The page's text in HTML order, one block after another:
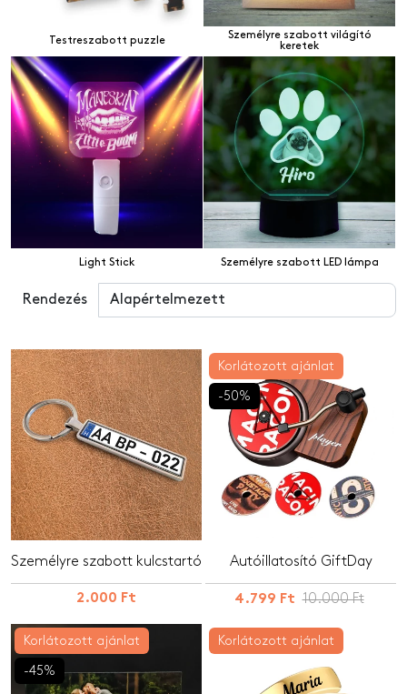
Testreszabott puzzle
Személyre szabott világító
keretek
Light Stick Személyre szabott LED lámpa
Rendezés
Személyre szabott kulcstartó
2.000 Ft
Korlátozott ajánlat
-50%
Autóillatosító GiftDay
4.799 Ft 10.000 Ft
Korlátozott ajánlat
-45%
Korlátozott ajánlat